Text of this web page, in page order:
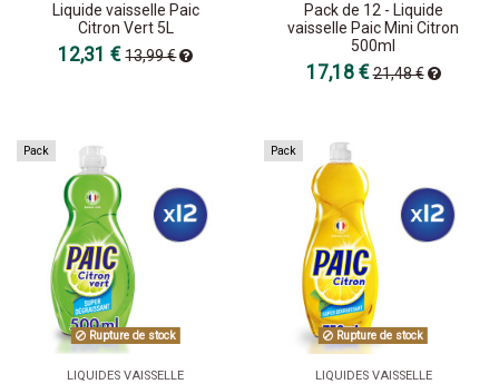
Liquide vaisselle Paic
Citron Vert 5L
12,31 €13,99 €
Pack de 12 - Liquide
vaisselle Paic Mini Citron
500ml
17,18 €21,48 €
Pack
Rupture de stock
LIQUIDES VAISSELLE
Pack
Rupture de stock
LIQUIDES VAISSELLE